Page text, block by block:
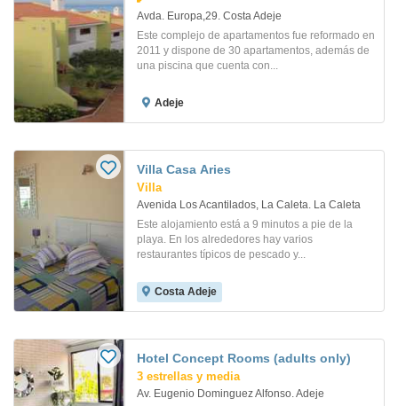
Avda. Europa,29. Costa Adeje
Este complejo de apartamentos fue reformado en
2011 y dispone de 30 apartamentos, además de
una piscina que cuenta con...
Adeje
Villa Casa Aries
Villa
Avenida Los Acantilados, La Caleta. La Caleta
Este alojamiento está a 9 minutos a pie de la
playa. En los alrededores hay varios
restaurantes típicos de pescado y...
Costa Adeje
Hotel Concept Rooms (adults only)
3 estrellas y media
Av. Eugenio Dominguez Alfonso. Adeje